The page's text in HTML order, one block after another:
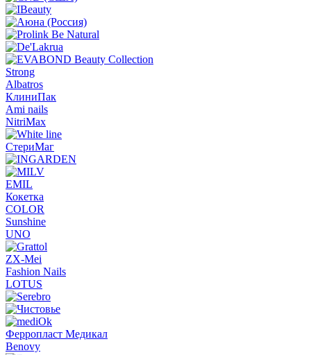
Strong
Albatros
КлиниПак
Ami nails
NitriMax
СтериМаг
EMIL
Кокетка
COLOR
Sunshine
UNO
ZX-Mei
Fashion Nails
LOTUS
Ферропласт Медикал
Benovy